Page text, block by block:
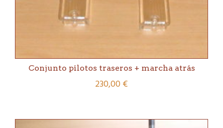
Conjunto pilotos traseros + marcha atrás
230,00€